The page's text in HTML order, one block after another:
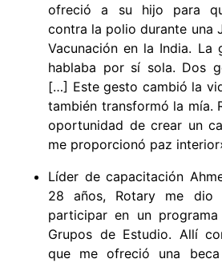
ofreció a su hijo para
contra la polio durante una
Vacunación en la India. La
hablaba por sí sola. Dos
[…] Este gesto cambió la
también transformó la mía.
oportunidad de crear un
me proporcionó paz
Líder de capacitación
28 años, Rotary me dio
participar en un
Grupos de Estudio. Allí
que me ofreció una